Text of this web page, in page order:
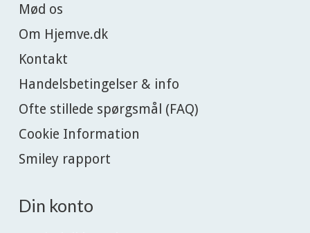
Mød os
Om Hjemve.dk
Kontakt
Handelsbetingelser & info
Ofte stillede spørgsmål (FAQ)
Cookie Information
Smiley rapport
Din konto